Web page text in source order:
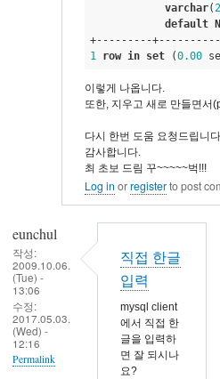
varchar(
default
1 row in set (0.00
이렇게 나옵니다.
또한, 지우고 새로 만들면
다시 한번 도움 요청드립니
감사합니다.
최 초보 드림 꾸~~~~~벅!!!
Log in orregisterto post
eunchul
작성:
2009.10.06.
(Tue) -
13:06
수정:
2017.05.03.
(Wed) -
12:16
Permalink
직접 한글
입력
mysql client
에서 직접 한
글을 입력하
면 잘 되시나
요?